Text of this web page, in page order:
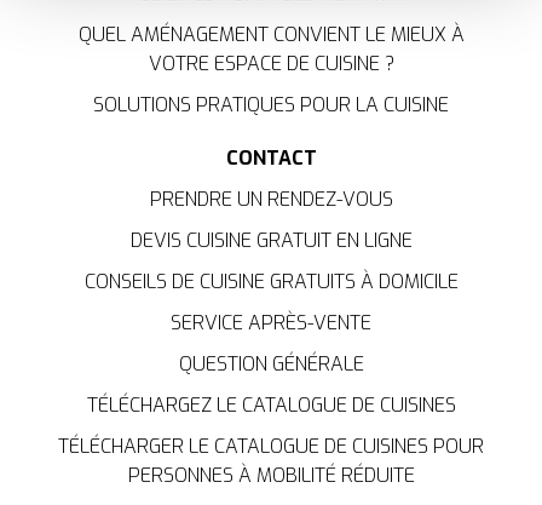
fournir une expérience personnalisée, comme indiqué
politique de cookies.
We work with 35 third partieswho may receive and
process your information.
QUEL AMÉNAGEMENT CONVIENT LE MIEUX À
VOTRE ESPACE DE CUISINE ?
SOLUTIONS PRATIQUES POUR LA CUISINE
CONTACT
PRENDRE UN RENDEZ-VOUS
DEVIS CUISINE GRATUIT EN LIGNE
CONSEILS DE CUISINE GRATUITS À DOMICILE
SERVICE APRÈS-VENTE
QUESTION GÉNÉRALE
TÉLÉCHARGEZ LE CATALOGUE DE CUISINES
TÉLÉCHARGER LE CATALOGUE DE CUISINES POUR
PERSONNES À MOBILITÉ RÉDUITE